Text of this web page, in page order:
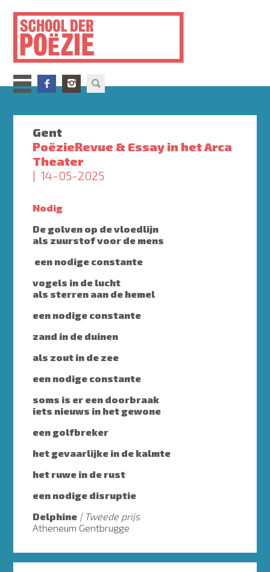
inhoud
gaan
Gent
PoëzieRevue & Essay in het Arca
Theater
14-05-2025
Nodig
De golven op de vloedlijn
als zuurstof voor de mens
een nodige constante
vogels in de lucht
als sterren aan de hemel
een nodige constante
zand in de duinen
als zout in de zee
een nodige constante
soms is er een doorbraak
iets nieuws in het gewone
een golfbreker
het gevaarlijke in de kalmte
het ruwe in de rust
een nodige disruptie
Delphine
Tweede prijs
Atheneum Gentbrugge